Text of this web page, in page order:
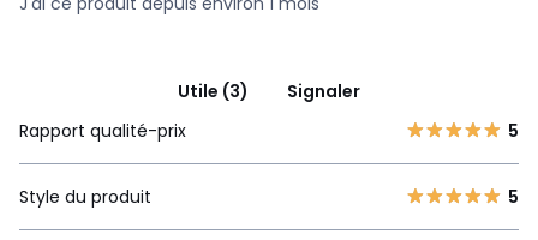
Utile (3)
Signaler
Rapport qualité-prix
5
Style du produit 5